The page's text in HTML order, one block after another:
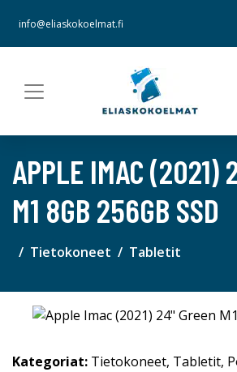
info@eliaskokoelmat.fi
APPLE IMAC (2021)
M1 8GB 256GB SSD
Tietokoneet Tabletit
Kategoriat: Tietokoneet, Tabletit,